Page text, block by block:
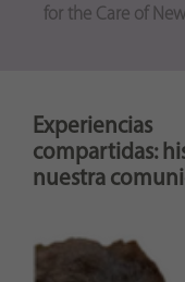
for the Care of
Experiencias
compartidas:
nuestra